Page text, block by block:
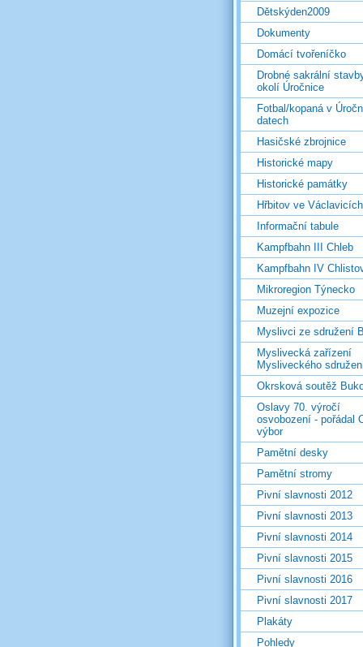
Dětskýden2009
Dokumenty
Domácí tvořeníčko
Drobné sakrální
okolí Úročnice
Fotbal/kopaná v
datech
Hasičské zbrojnice
Historické mapy
Historické památky
Hřbitov ve Václavicích
Informační tabule
Kampfbahn III Chleb
Kampfbahn IV
Mikroregion Týnecko
Muzejní expozice
Myslivci ze sdružení
Myslivecká zařízení
Mysliveckého
Okrsková soutěž
Oslavy 70. výročí
osvobození - pořádal
výbor
Pamětní desky
Pamětní stromy
Pivní slavnosti 2012
Pivní slavnosti 2013
Pivní slavnosti 2014
Pivní slavnosti 2015
Pivní slavnosti 2016
Pivní slavnosti 2017
Plakáty
Pohledy